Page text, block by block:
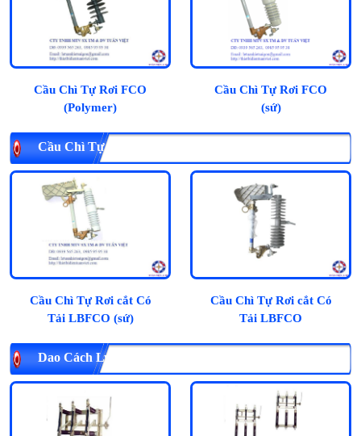
Cầu Chì Tự Rơi FCO
(Polymer)
Cầu Chì Tự Rơi FCO
(sứ)
Cầu Chì Tự Rơi Cắt Có Tải LBFCO
Cầu Chì Tự Rơi cắt Có
Tải LBFCO (sứ)
Cầu Chì Tự Rơi cắt Có
Tải LBFCO
Dao Cách Ly 3 Pha